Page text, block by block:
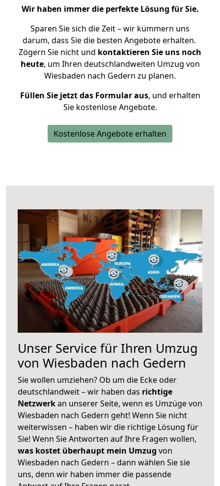
Wir haben immer die perfekte Lösung für Sie.
Sparen Sie sich die Zeit – wir kümmern uns
darum, dass Sie die besten Angebote erhalten.
Zögern Sie nicht und kontaktieren Sie uns noch
heute, um Ihren deutschlandweiten Umzug von
Wiesbaden nach Gedern zu planen.
Füllen Sie jetzt das Formular aus, und erhalten
Sie kostenlose Angebote.
Kostenlose Angebote erhalten
Unser Service für Ihren Umzug
von Wiesbaden nach Gedern
Sie wollen umziehen? Ob um die Ecke oder
deutschlandweit – wir haben das richtige
Netzwerkan unserer Seite, wenn es Umzüge von
Wiesbaden nach Gedern geht! Wenn Sie nicht
weiterwissen – haben wir die richtige Lösung für
Sie! Wenn Sie Antworten auf Ihre Fragen wollen,
was kostet überhaupt mein Umzug von
Wiesbaden nach Gedern – dann wählen Sie sie
uns, denn wir haben immer die passende